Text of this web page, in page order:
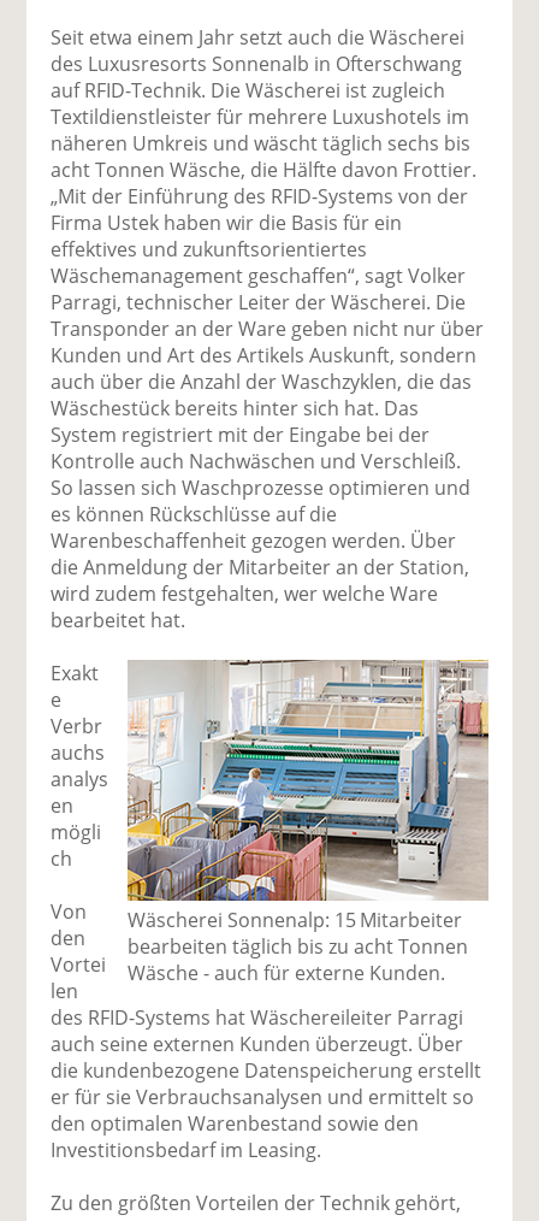
Seit etwa einem Jahr setzt auch die Wäscherei
des Luxusresorts Sonnenalb in Ofterschwang
auf RFID-Technik. Die Wäscherei ist zugleich
Textildienstleister für mehrere Luxushotels im
näheren Umkreis und wäscht täglich sechs bis
acht Tonnen Wäsche, die Hälfte davon Frottier.
„Mit der Einführung des RFID-Systems von der
Firma Ustek haben wir die Basis für ein
effektives und zukunftsorientiertes
Wäschemanagement geschaffen“, sagt Volker
Parragi, technischer Leiter der Wäscherei. Die
Transponder an der Ware geben nicht nur über
Kunden und Art des Artikels Auskunft, sondern
auch über die Anzahl der Waschzyklen, die das
Wäschestück bereits hinter sich hat. Das
System registriert mit der Eingabe bei der
Kontrolle auch Nachwäschen und Verschleiß.
So lassen sich Waschprozesse optimieren und
es können Rückschlüsse auf die
Warenbeschaffenheit gezogen werden. Über
die Anmeldung der Mitarbeiter an der Station,
wird zudem festgehalten, wer welche Ware
bearbeitet hat.
Wäscherei Sonnenalp: 15 Mitarbeiter
bearbeiten täglich bis zu acht Tonnen
Wäsche - auch für externe ­Kunden.
Exakt
e
Verbr
auchs
analys
en
mögli
ch
Von
den
Vortei
len
des RFID-Systems hat Wäschereileiter Parragi
auch seine externen Kunden überzeugt. Über
die kundenbezogene Datenspeicherung erstellt
er für sie Verbrauchsanalysen und ermittelt so
den optimalen Warenbestand sowie den
Investitionsbedarf im Leasing.
Zu den größten Vorteilen der Technik gehört,